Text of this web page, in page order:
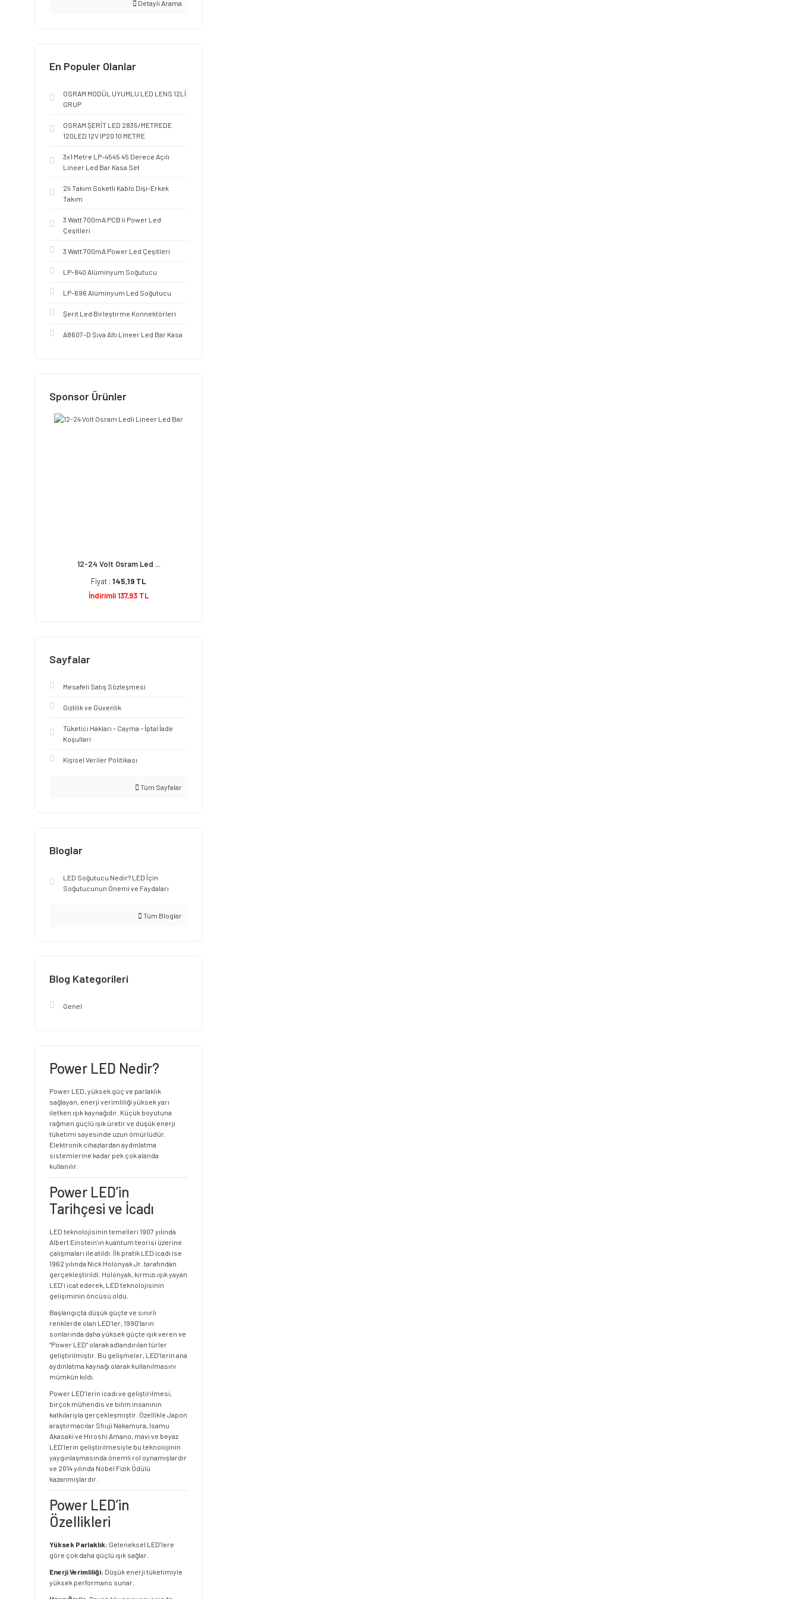
Detaylı Arama
En Populer Olanlar
OSRAM MODÜL UYUMLU LED LENS 12Lİ
GRUP
OSRAM ŞERİT LED 2835/METREDE
120LED 12V IP20 10 METRE
3x1 Metre LP-4545 45 Derece Açılı
Lineer Led Bar Kasa Set
2li Takım Soketli Kablo Dişi-Erkek
Takım
3 Watt 700mA PCB li Power Led
Çeşitleri
3 Watt 700mA Power Led Çeşitleri
LP-840 Alüminyum Soğutucu
LP-696 Alüminyum Led Soğutucu
Şerit Led Birleştirme Konnektörleri
A8607-D Sıva Altı Lineer Led Bar Kasa
Sponsor Ürünler
12-24 Volt Osram Led ...
Fiyat : 145,19 TL
İndirimli 137,93 TL
Sayfalar
Mesafeli Satış Sözleşmesi
Gizlilik ve Güvenlik
Tüketici Hakları – Cayma – İptal İade
Koşullari
Kişisel Veriler Politikası
Tüm Sayfalar
Bloglar
LED Soğutucu Nedir? LED İçin
Soğutucunun Önemi ve Faydaları
Tüm Bloglar
Blog Kategorileri
Genel
Power LED Nedir?
Power LED, yüksek güç ve parlaklık
sağlayan, enerji verimliliği yüksek yarı
iletken ışık kaynağıdır. Küçük boyutuna
rağmen güçlü ışık üretir ve düşük enerji
tüketimi sayesinde uzun ömürlüdür.
Elektronik cihazlardan aydınlatma
sistemlerine kadar pek çok alanda
kullanılır.
Power LED’in
Tarihçesi ve İcadı
LED teknolojisinin temelleri 1907 yılında
Albert Einstein’ın kuantum teorisi üzerine
çalışmaları ile atıldı. İlk pratik LED icadı ise
1962 yılında Nick Holonyak Jr. tarafından
gerçekleştirildi. Holonyak, kırmızı ışık yayan
LED’i icat ederek, LED teknolojisinin
gelişiminin öncüsü oldu.
Başlangıçta düşük güçte ve sınırlı
renklerde olan LED’ler, 1990’ların
sonlarında daha yüksek güçte ışık veren ve
“Power LED” olarak adlandırılan türler
geliştirilmiştir. Bu gelişmeler, LED’lerin ana
aydınlatma kaynağı olarak kullanılmasını
mümkün kıldı.
Power LED’lerin icadı ve geliştirilmesi,
birçok mühendis ve bilim insanının
katkılarıyla gerçekleşmiştir. Özellikle Japon
araştırmacılar Shuji Nakamura, Isamu
Akasaki ve Hiroshi Amano, mavi ve beyaz
LED’lerin geliştirilmesiyle bu teknolojinin
yaygınlaşmasında önemli rol oynamışlardır
ve 2014 yılında Nobel Fizik Ödülü
kazanmışlardır.
Power LED’in
Özellikleri
Yüksek Parlaklık: Geleneksel LED’lere
göre çok daha güçlü ışık sağlar.
Enerji Verimliliği: Düşük enerji tüketimiyle
yüksek performans sunar.